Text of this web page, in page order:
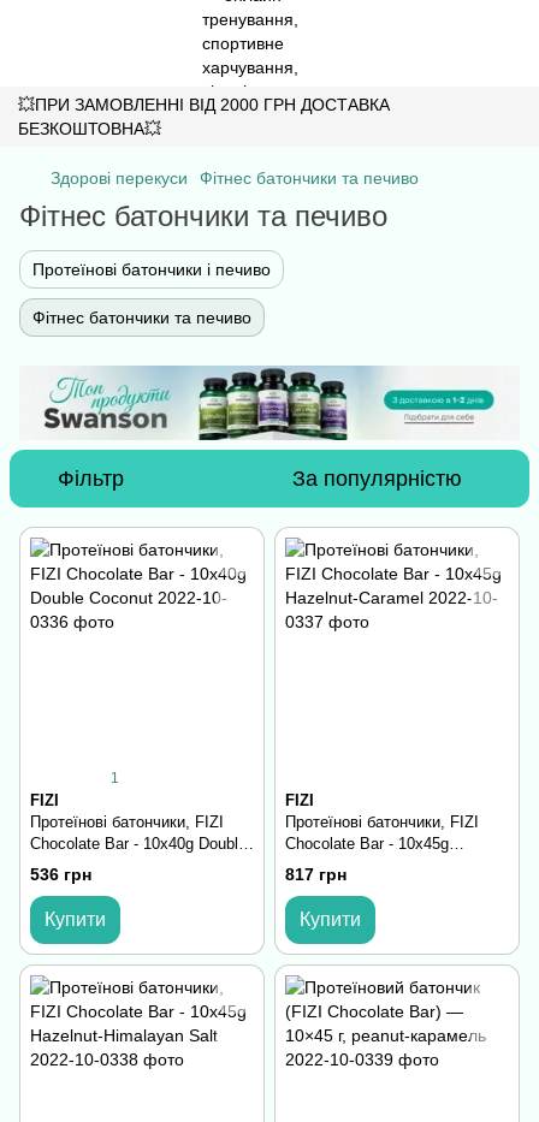
💥ПРИ ЗАМОВЛЕННІ ВІД 2000 ГРН ДОСТАВКА
БЕЗКОШТОВНА💥
Здорові перекуси Фітнес батончики та печиво
Фітнес батончики та печиво
Протеїнові батончики і печиво
Фітнес батончики та печиво
Фільтр За популярністю
1
FIZI
Протеїнові батончики, FIZI
Chocolate Bar - 10х40g Double
Coconut
536 грн
Купити
FIZI
Протеїнові батончики, FIZI
Chocolate Bar - 10х45g
Hazelnut-Caramel
817 грн
Купити